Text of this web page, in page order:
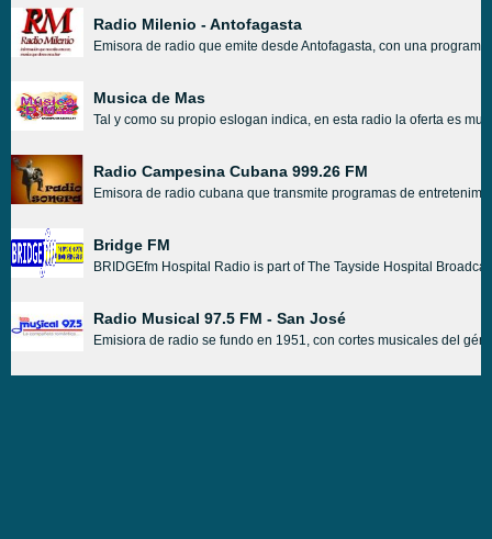
Radio Milenio - Antofagasta
Emisora de radio que emite desde Antofagasta, con una
Musica de Mas
Tal y como su propio eslogan indica, en esta radio la oferta es
Radio Campesina Cubana 999.26 FM
Emisora de radio cubana que transmite programas de
Bridge FM
BRIDGEfm Hospital Radio is part of The Tayside Hospital
Radio Musical 97.5 FM - San José
Emisiora de radio se fundo en 1951, con cortes musicales del